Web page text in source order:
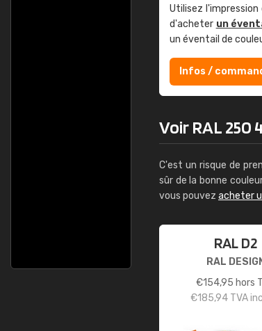
Utilisez
d'acheter un
un éventail de
Infos /
Voir RAL 250
C'est un risque de
sûr de la bonne
vous pouvez acheter
RAL D2
RAL
€154,95 hors
€185,94TVA